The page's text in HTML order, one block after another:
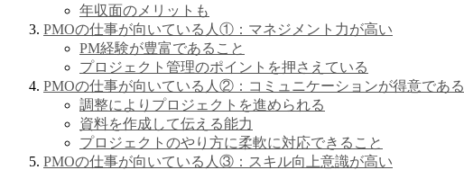
年収面のメリットも
PMOの仕事が向いている人①：マネジメント力が高い
PM経験が豊富であること
プロジェクト管理のポイントを押さえている
PMOの仕事が向いている人②：コミュニケーションが得意である
調整によりプロジェクトを進められる
資料を作成して伝える能力
プロジェクトのやり方に柔軟に対応できること
PMOの仕事が向いている人③：スキル向上意識が高い